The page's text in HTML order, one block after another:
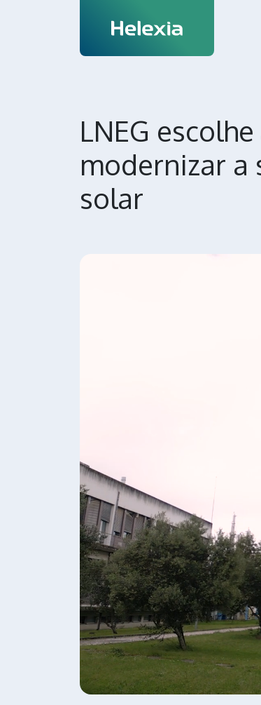
LNEG
modernizar a
solar